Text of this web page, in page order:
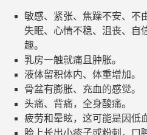
敏感、紧张、焦躁不安、不
失眠、心情不稳、沮丧、自
趣。
乳房一触就痛且肿胀。
液体留积体内、体重增加。
骨盆有膨胀、充血的感觉。
头痛、背痛，全身酸痛。
疲劳和晕眩，这可能是因低